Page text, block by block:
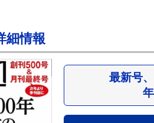
細情報
最新号